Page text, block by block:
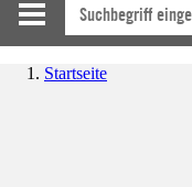
Startseite